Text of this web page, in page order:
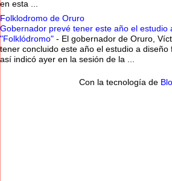
en esta ...
Folklodromo de Oruro
Gobernador prevé tener este año el estudio
"Folklódromo" - El gobernador de Oruro,
tener concluido este año el estudio a diseño
así indicó ayer en la sesión de la ...
Con la tecnología de